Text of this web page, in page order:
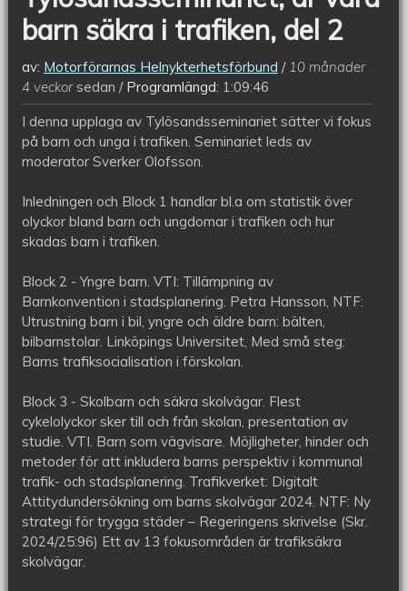
barn säkra i trafiken, del 2
av: Motorförarnas Helnykterhetsförbund
10 månader
4 veckorsedan Programlängd: 1:09:46
I denna upplaga av Tylösandsseminariet sätter vi fokus
på barn och unga i trafiken. Seminariet leds av
moderator Sverker Olofsson.
Inledningen och Block 1 handlar bl.a om statistik över
olyckor bland barn och ungdomar i trafiken och hur
skadas barn i trafiken.
Block 2 - Yngre barn. VTI: Tillämpning av
Barnkonvention i stadsplanering. Petra Hansson, NTF:
Utrustning barn i bil, yngre och äldre barn: bälten,
bilbarnstolar. Linköpings Universitet, Med små steg:
Barns trafiksocialisation i förskolan.
Block 3 - Skolbarn och säkra skolvägar. Flest
cykelolyckor sker till och från skolan, presentation av
studie. VTI. Barn som vägvisare. Möjligheter, hinder och
metoder för att inkludera barns perspektiv i kommunal
trafik- och stadsplanering. Trafikverket: Digitalt
Attitydundersökning om barns skolvägar 2024. NTF: Ny
strategi för trygga städer – Regeringens skrivelse (Skr.
2024/25:96) Ett av 13 fokusområden är trafiksäkra
skolvägar.